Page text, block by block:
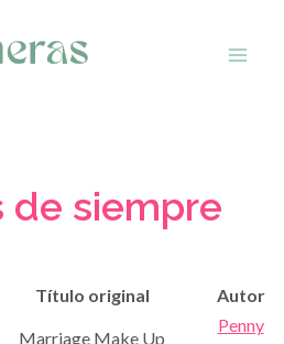
de siempre
Título original Autor
Marriage Make Up
Penny